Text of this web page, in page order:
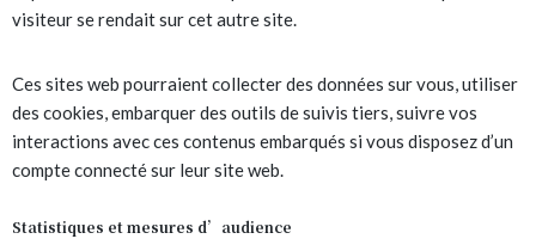
visiteur se rendait sur cet autre site.
Ces sites web pourraient collecter des données sur vous, utiliser
des cookies, embarquer des outils de suivis tiers, suivre vos
interactions avec ces contenus embarqués si vous disposez d’un
compte connecté sur leur site web.
Statistiques et mesures d’audience